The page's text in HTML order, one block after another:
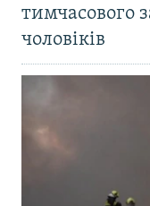
тимчасового
чоловіків